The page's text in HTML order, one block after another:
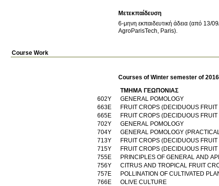
Μετεκπαίδευση
6-μηνη εκπαιδευτική άδεια (από
AgroParisTech, Paris).
Course Work
Courses of Winter semester of
ΤΜΗΜΑ ΓΕΩΠΟΝΙΑΣ
602Υ
GENERAL POMOLOGY
663Ε
FRUIT CROPS (DECIDUOUS
665Ε
FRUIT CROPS (DECIDUOUS
702Υ
GENERAL POMOLOGY
704Υ
GENERAL POMOLOGY
713Υ
FRUIT CROPS (DECIDUOUS
715Υ
FRUIT CROPS (DECIDUOUS
755Ε
PRINCIPLES OF GENERAL AND
756Υ
CITRUS AND TROPICAL FRUIT
757Ε
POLLINATION OF CULTIVATED
766Ε
OLIVE CULTURE